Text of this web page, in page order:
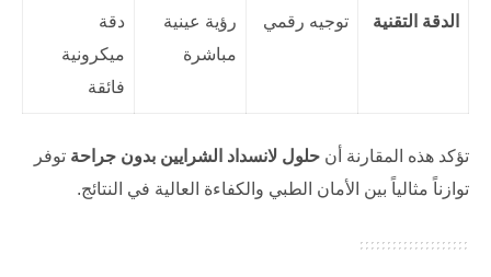
الدقة التقنية توجيه رقمي
رؤية عينية
مباشرة
دقة
ميكرونية
فائقة
تؤكد هذه المقارنة أن حلول لانسداد الشرايين بدون جراحة توفر
توازناً مثالياً بين الأمان الطبي والكفاءة العالية في النتائج.